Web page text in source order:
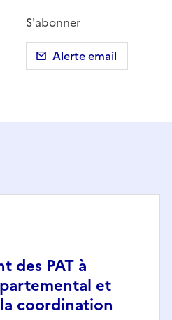
presse-papier
S'abonner
Alerte email
des PAT à
et
coordination